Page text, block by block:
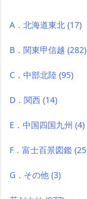
A．北海道東北 (17)
B．関東甲信越 (282)
C．中部北陸 (95)
D．関西 (14)
E．中国四国九州 (4)
F．富士百景図鑑
G．その他 (3)